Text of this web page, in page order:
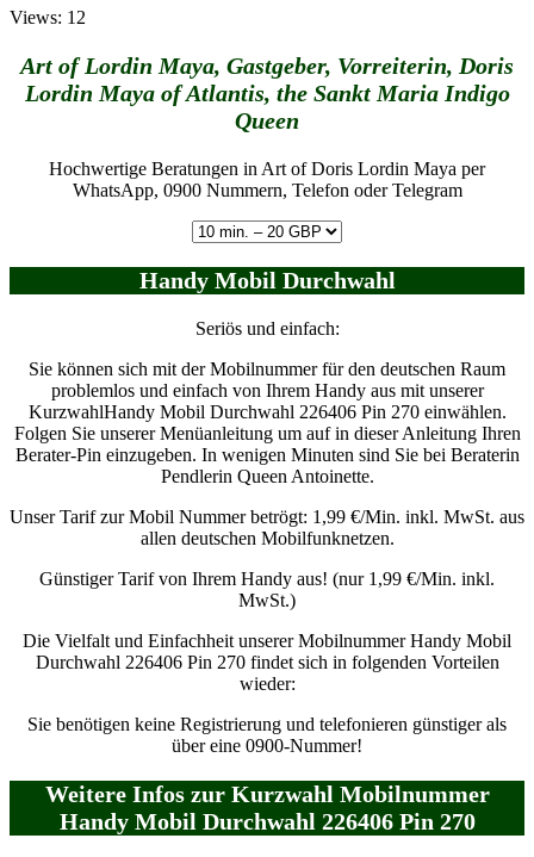
Views: 12
Art of Lordin Maya, Gastgeber, Vorreiterin, Doris
Lordin Maya of Atlantis, the Sankt Maria Indigo
Queen
Hochwertige Beratungen in Art of Doris Lordin Maya per
WhatsApp, 0900 Nummern, Telefon oder Telegram
Handy Mobil Durchwahl
Seriös und einfach:
Sie können sich mit der Mobilnummer für den deutschen Raum
problemlos und einfach von Ihrem Handy aus mit unserer
KurzwahlHandy Mobil Durchwahl 226406 Pin 270 einwählen.
Folgen Sie unserer Menüanleitung um auf in dieser Anleitung Ihren
Berater-Pin einzugeben. In wenigen Minuten sind Sie bei Beraterin
Pendlerin Queen Antoinette.
Unser Tarif zur Mobil Nummer betrögt: 1,99 €/Min. inkl. MwSt. aus
allen deutschen Mobilfunknetzen.
Günstiger Tarif von Ihrem Handy aus! (nur 1,99 €/Min. inkl.
MwSt.)
Die Vielfalt und Einfachheit unserer Mobilnummer Handy Mobil
Durchwahl 226406 Pin 270 findet sich in folgenden Vorteilen
wieder:
Sie benötigen keine Registrierung und telefonieren günstiger als
über eine 0900-Nummer!
Weitere Infos zur Kurzwahl Mobilnummer
Handy Mobil Durchwahl 226406 Pin 270